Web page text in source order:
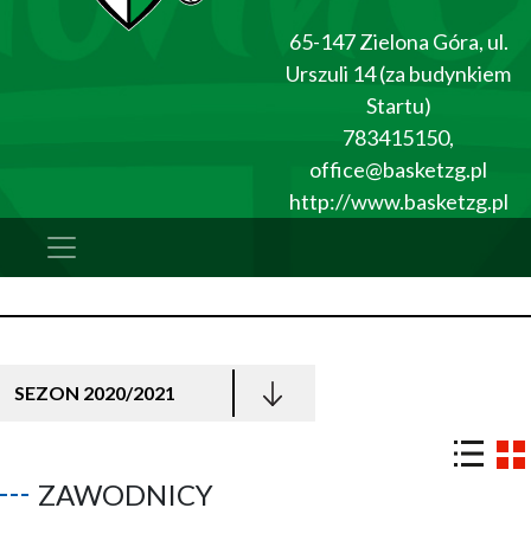
65-147 Zielona Góra, ul.
Urszuli 14 (za budynkiem
Startu)
783415150,
office@basketzg.pl
http://www.basketzg.pl
SEZON 2020/2021
ZAWODNICY